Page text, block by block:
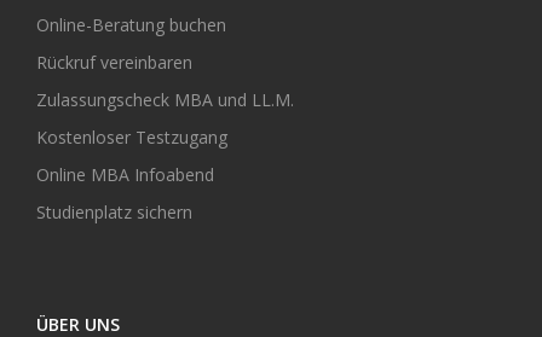
Online-Beratung buchen
Rückruf vereinbaren
Zulassungscheck MBA und LL.M.
Kostenloser Testzugang
Online MBA Infoabend
Studienplatz sichern
ÜBER UNS